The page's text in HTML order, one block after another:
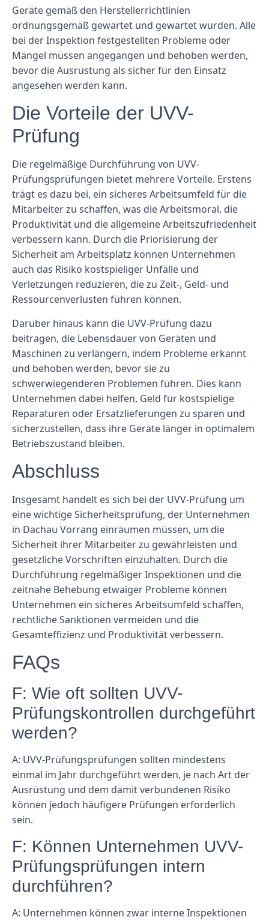
Geräte gemäß den Herstellerrichtlinien
ordnungsgemäß gewartet und gewartet wurden. Alle
bei der Inspektion festgestellten Probleme oder
Mängel müssen angegangen und behoben werden,
bevor die Ausrüstung als sicher für den Einsatz
angesehen werden kann.
Die Vorteile der UVV-
Prüfung
Die regelmäßige Durchführung von UVV-
Prüfungsprüfungen bietet mehrere Vorteile. Erstens
trägt es dazu bei, ein sicheres Arbeitsumfeld für die
Mitarbeiter zu schaffen, was die Arbeitsmoral, die
Produktivität und die allgemeine Arbeitszufriedenheit
verbessern kann. Durch die Priorisierung der
Sicherheit am Arbeitsplatz können Unternehmen
auch das Risiko kostspieliger Unfälle und
Verletzungen reduzieren, die zu Zeit-, Geld- und
Ressourcenverlusten führen können.
Darüber hinaus kann die UVV-Prüfung dazu
beitragen, die Lebensdauer von Geräten und
Maschinen zu verlängern, indem Probleme erkannt
und behoben werden, bevor sie zu
schwerwiegenderen Problemen führen. Dies kann
Unternehmen dabei helfen, Geld für kostspielige
Reparaturen oder Ersatzlieferungen zu sparen und
sicherzustellen, dass ihre Geräte länger in optimalem
Betriebszustand bleiben.
Abschluss
Insgesamt handelt es sich bei der UVV-Prüfung um
eine wichtige Sicherheitsprüfung, der Unternehmen
in Dachau Vorrang einräumen müssen, um die
Sicherheit ihrer Mitarbeiter zu gewährleisten und
gesetzliche Vorschriften einzuhalten. Durch die
Durchführung regelmäßiger Inspektionen und die
zeitnahe Behebung etwaiger Probleme können
Unternehmen ein sicheres Arbeitsumfeld schaffen,
rechtliche Sanktionen vermeiden und die
Gesamteffizienz und Produktivität verbessern.
FAQs
F: Wie oft sollten UVV-
Prüfungskontrollen durchgeführt
werden?
A: UVV-Prüfungsprüfungen sollten mindestens
einmal im Jahr durchgeführt werden, je nach Art der
Ausrüstung und dem damit verbundenen Risiko
können jedoch häufigere Prüfungen erforderlich
sein.
F: Können Unternehmen UVV-
Prüfungsprüfungen intern
durchführen?
A: Unternehmen können zwar interne Inspektionen